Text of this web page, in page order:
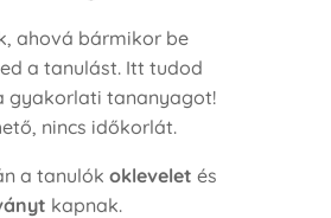
ahová bármikor be
a tanulást. Itt tudod
gyakorlati tananyagot!
nincs időkorlát.
a tanulók oklevelet és
kapnak.